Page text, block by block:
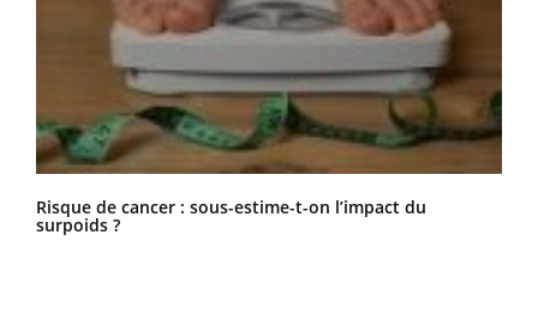
Risque de cancer : sous-estime-t-on l’impact du
surpoids ?